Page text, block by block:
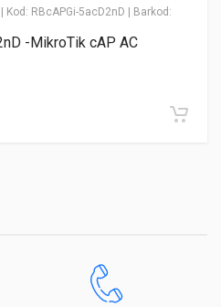
5 dBi
TX
7.3 Mbps - 4.3 Gbps
| Kod: RBcAPGi-5acD2nD | Barkod:
-MikroTik cAP AC